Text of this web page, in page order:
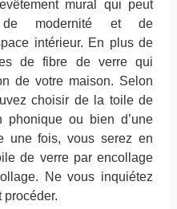
mural qui peut
modernité et de
intérieur. En plus de
de fibre de verre qui
de votre maison. Selon
choisir de la toile de
phonique ou bien d’une
une fois, vous serez en
de verre par encollage
Ne vous inquiétez
procéder.